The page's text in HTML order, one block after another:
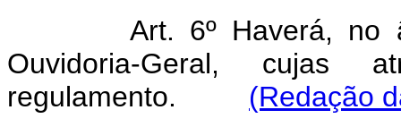
Art. 6º Haverá, no
Ouvidoria-Geral, cujas
regulamento. (Redação